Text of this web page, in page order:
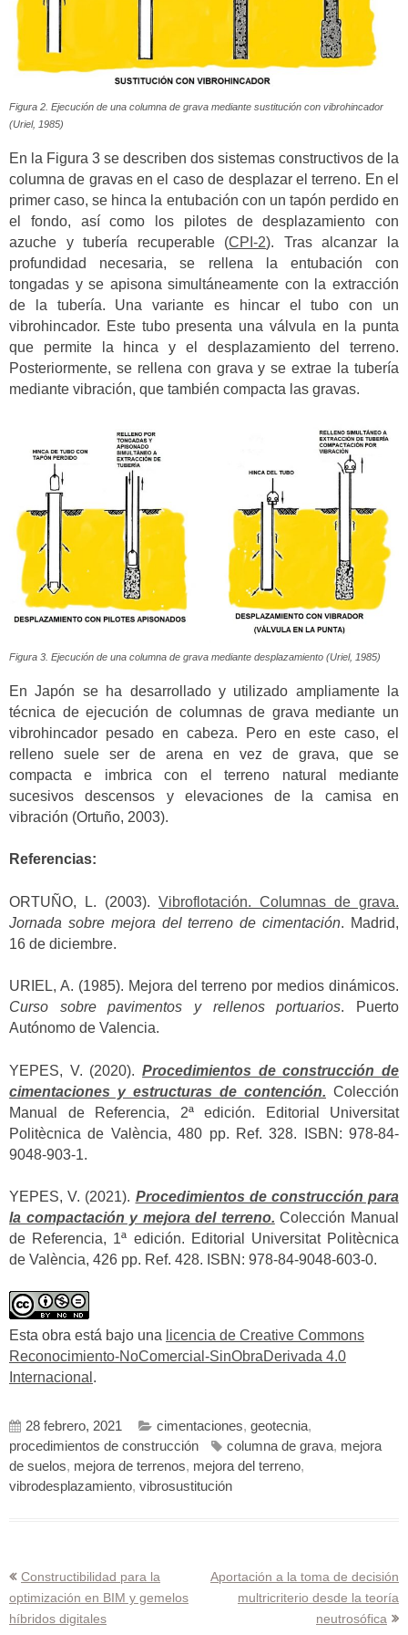
Figura 2. Ejecución de una columna de grava mediante sustitución con vibrohincador
(Uriel, 1985)
En la Figura 3 se describen dos sistemas constructivos de la
columna de gravas en el caso de desplazar el terreno. En el
primer caso, se hinca la entubación con un tapón perdido en
el fondo, así como los pilotes de desplazamiento con
azuche y tubería recuperable (CPI-2). Tras alcanzar la
profundidad necesaria, se rellena la entubación con
tongadas y se apisona simultáneamente con la extracción
de la tubería. Una variante es hincar el tubo con un
vibrohincador. Este tubo presenta una válvula en la punta
que permite la hinca y el desplazamiento del terreno.
Posteriormente, se rellena con grava y se extrae la tubería
mediante vibración, que también compacta las gravas.
Figura 3. Ejecución de una columna de grava mediante desplazamiento (Uriel, 1985)
En Japón se ha desarrollado y utilizado ampliamente la
técnica de ejecución de columnas de grava mediante un
vibrohincador pesado en cabeza. Pero en este caso, el
relleno suele ser de arena en vez de grava, que se
compacta e imbrica con el terreno natural mediante
sucesivos descensos y elevaciones de la camisa en
vibración (Ortuño, 2003).
Referencias:
ORTUÑO, L. (2003). Vibroflotación. Columnas de grava.
Jornada sobre mejora del terreno de cimentación. Madrid,
16 de diciembre.
URIEL, A. (1985). Mejora del terreno por medios dinámicos.
Curso sobre pavimentos y rellenos portuarios. Puerto
Autónomo de Valencia.
YEPES, V. (2020). Procedimientos de construcción de
cimentaciones y estructuras de contención. Colección
Manual de Referencia, 2ª edición. Editorial Universitat
Politècnica de València, 480 pp. Ref. 328. ISBN: 978-84-
9048-903-1.
YEPES, V. (2021). Procedimientos de construcción para
la compactación y mejora del terreno. Colección Manual
de Referencia, 1ª edición. Editorial Universitat Politècnica
de València, 426 pp. Ref. 428. ISBN: 978-84-9048-603-0.
Esta obra está bajo una licencia de Creative Commons
Reconocimiento-NoComercial-SinObraDerivada 4.0
Internacional .
28 febrero, 2021 cimentaciones, geotecnia,
procedimientos de construcción
columna de grava, mejora
de suelos, mejora de terrenos, mejora del terreno,
vibrodesplazamiento, vibrosustitución
Navegación
de
Constructibilidad para la
optimización en BIM y gemelos
híbridos digitales
Aportación a la toma de decisión
multricriterio desde la teoría
neutrosófica